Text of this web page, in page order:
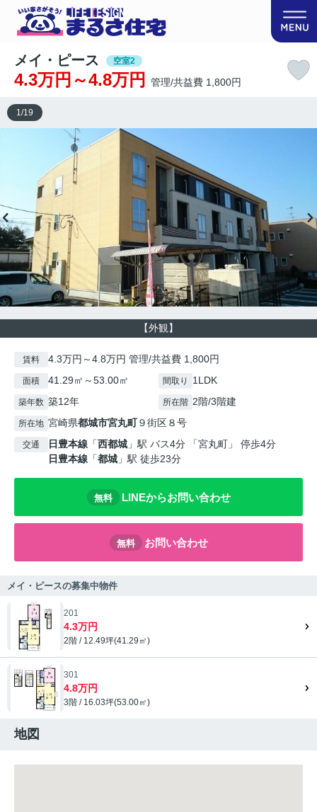
メイ・ピース 空室2
4.3万円～4.8万円 管理/共益費 1,800円
【外観】
1/19
賃料 4.3万円～4.8万円 管理/共益費 1,800円
面積 41.29㎡～53.00㎡ 間取り 1LDK
築年数 築12年 所在階 2階/3階建
所在地 宮崎県都城市宮丸町９街区８号
交通 日豊本線 「西都城 」駅 バス4分 「宮丸町」 停歩4分
日豊本線 「都城 」駅 徒歩23分
無料 LINEからお問い合わせ
無料 お問い合わせ
メイ・ピースの募集中物件
201
4.3万円
2階 / 12.49坪(41.29㎡)
301
4.8万円
3階 / 16.03坪(53.00㎡)
地図